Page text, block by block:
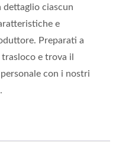
dettaglio ciascun
e
Preparati a
e trova il
con i nostri